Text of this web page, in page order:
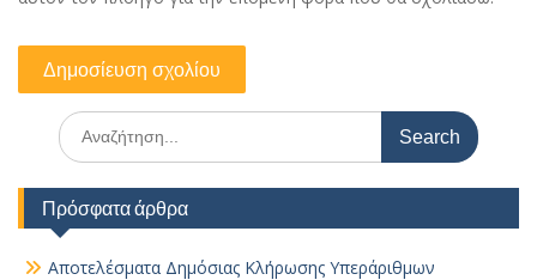
Search
for:
Πρόσφατα άρθρα
Αποτελέσματα Δημόσιας Κλήρωσης Υπεράριθμων